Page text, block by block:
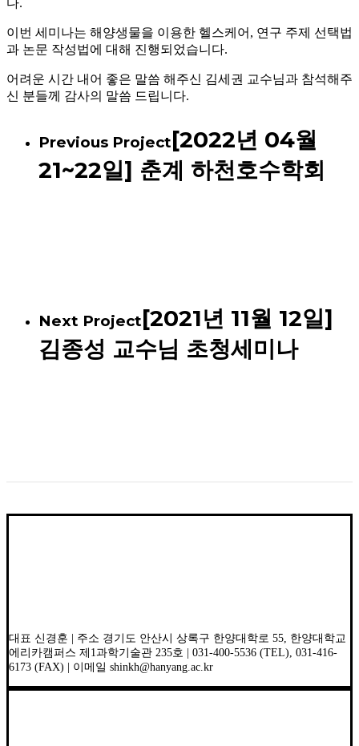
이번 세미나는 해양생물을 이용한 헬스케어, 연구 주제 선택법
과 논문 작성법에 대해 진행되었습니다.
어려운 시간 내어 좋은 말씀 해주신 김세권 교수님과 참석해주
신 분들께 감사의 말씀 드립니다.
Previous Project[2022년 04월
21~22일] 춘계 하천호수학회
Next Project[2021년 11월 12일]
김종성 교수님 초청세미나
대표 신경훈 | 주소 경기도 안산시 상록구 한양대학로 55, 한양대학교
에리카캠퍼스 제1과학기술관 235호 | 031-400-5536 (TEL), 031-416-
6173 (FAX) | 이메일 shinkh@hanyang.ac.kr